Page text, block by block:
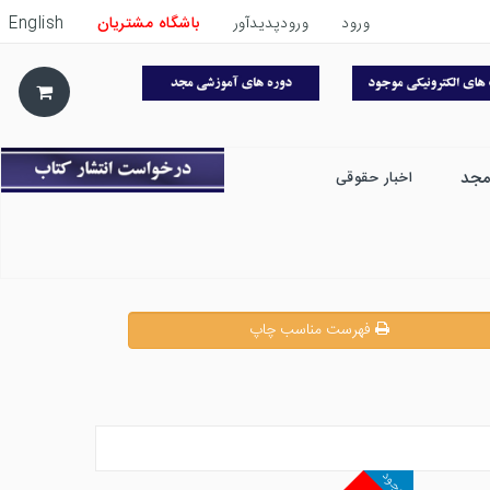
ورود ورودپدیدآور باشگاه مشتریان English
اخبار حقوقی
فهرست مناسب چاپ